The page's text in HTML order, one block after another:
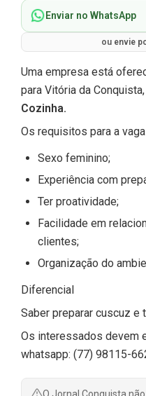
Enviar no WhatsApp
ou envie
Uma empresa está
para Vitória da
Cozinha.
Os requisitos para a
Sexo feminino;
Experiência com
Ter proatividade;
Facilidade em
clientes;
Organização do
Diferencial
Saber preparar cuscuz e
Os interessados devem
whatsapp: (77) 98115-